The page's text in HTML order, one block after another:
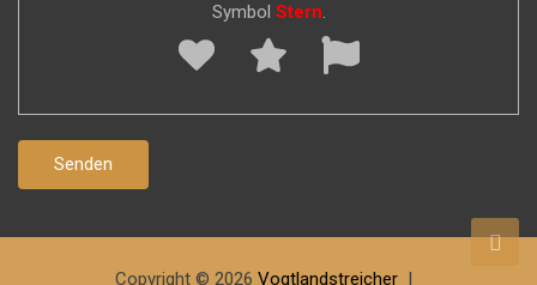
Symbol Stern.
Copyright © 2026 Vogtlandstreicher